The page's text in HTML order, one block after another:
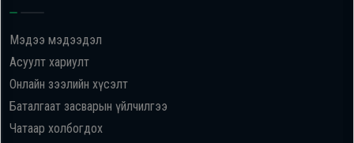
Мэдээ мэдээдэл
Асуулт хариулт
Онлайн зээлийн хүсэлт
Баталгаат засварын үйлчилгээ
Чатаар холбогдох